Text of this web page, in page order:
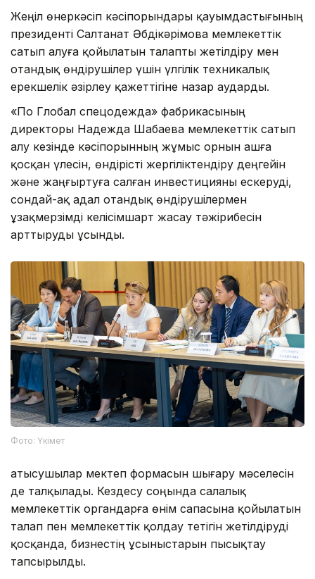
Жеңіл өнеркәсіп кәсіпорындары қауымдастығының
президенті Салтанат Әбдікәрімова мемлекеттік
сатып алуға қойылатын талапты жетілдіру мен
отандық өндірушілер үшін үлгілік техникалық
ерекшелік әзірлеу қажеттігіне назар аударды.
«По Глобал спецодежда» фабрикасының
директоры Надежда Шабаева мемлекеттік сатып
алу кезінде кәсіпорынның жұмыс орнын ашға
қосқан үлесін, өндірісті жергіліктендіру деңгейін
және жаңғыртуға салған инвестицияны ескеруді,
сондай-ақ адал отандық өндірушілермен
ұзақмерзімді келісімшарт жасау тәжірибесін
арттыруды ұсынды.
Фото: Үкімет
Қатысушылар мектеп формасын шығару мәселесін
де талқылады. Кездесу соңында салалық
мемлекеттік органдарға өнім сапасына қойылатын
талап пен мемлекеттік қолдау тетігін жетілдіруді
қосқанда, бизнестің ұсыныстарын пысықтау
тапсырылды.